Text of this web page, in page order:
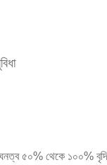
৫০% থেকে ১০০%